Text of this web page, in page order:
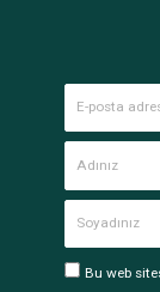
Bu web